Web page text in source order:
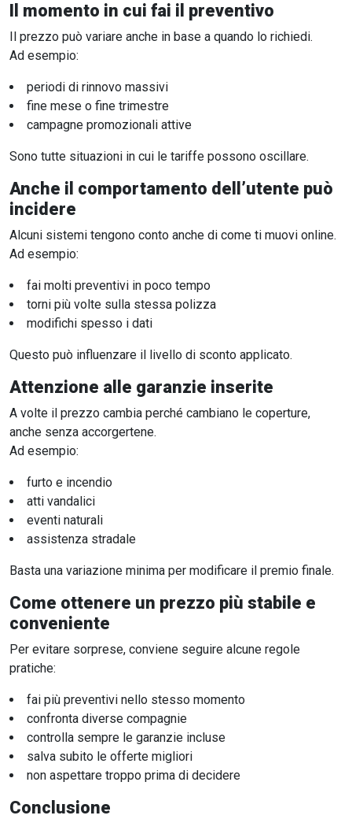
Il momento in cui fai il preventivo
Il prezzo può variare anche in base a quando lo richiedi.
Ad esempio:
periodi di rinnovo massivi
fine mese o fine trimestre
campagne promozionali attive
Sono tutte situazioni in cui le tariffe possono oscillare.
Anche il comportamento dell’utente può
incidere
Alcuni sistemi tengono conto anche di come ti muovi online.
Ad esempio:
fai molti preventivi in poco tempo
torni più volte sulla stessa polizza
modifichi spesso i dati
Questo può influenzare il livello di sconto applicato.
Attenzione alle garanzie inserite
A volte il prezzo cambia perché cambiano le coperture,
anche senza accorgertene.
Ad esempio:
furto e incendio
atti vandalici
eventi naturali
assistenza stradale
Basta una variazione minima per modificare il premio finale.
Come ottenere un prezzo più stabile e
conveniente
Per evitare sorprese, conviene seguire alcune regole
pratiche:
fai più preventivi nello stesso momento
confronta diverse compagnie
controlla sempre le garanzie incluse
salva subito le offerte migliori
non aspettare troppo prima di decidere
Conclusione